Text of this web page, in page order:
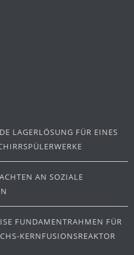
LAGERLÖSUNG FÜR EINES
AN SOZIALE
FUNDAMENTRAHMEN FÜR
KERNFUSIONSREAKTOR